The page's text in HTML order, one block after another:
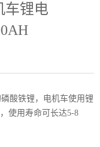
车锂电
酸铁锂，电机车使用锂
使用寿命可长达5-8